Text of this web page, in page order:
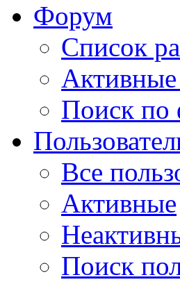
Форум
Список
Поиск по
Все
Активные
Поиск